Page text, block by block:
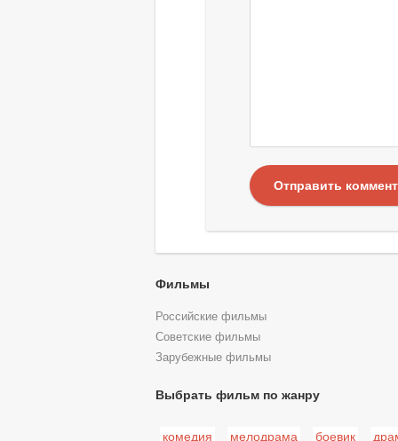
Отправить
Фильмы
Российские фильмы
Советские фильмы
Зарубежные фильмы
Выбрать фильм по жанру
комедия мелодрама боевик